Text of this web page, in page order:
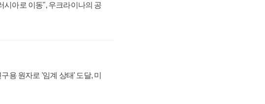
시아로 이동", 우크라이나의 공
용 원자로 '임계 상태' 도달, 미